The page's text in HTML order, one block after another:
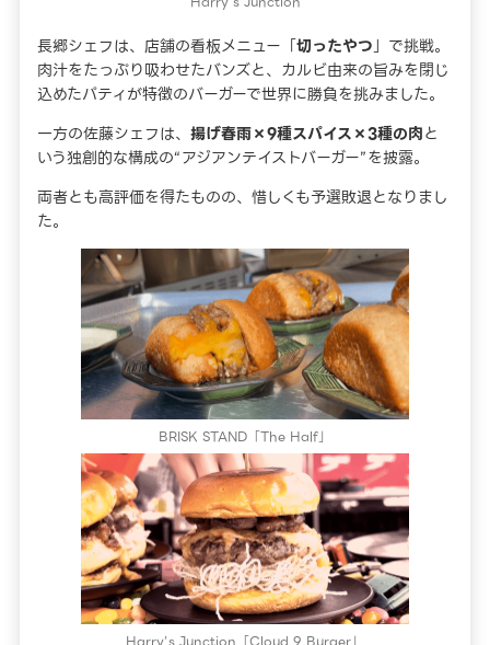
長郷シェフは、店舗の看板メニュー「切ったやつ」で挑戦。
肉汁をたっぷり吸わせたバンズと、カルビ由来の旨みを閉じ
込めたパティが特徴のバーガーで世界に勝負を挑みました。
一方の佐藤シェフは、揚げ春雨×9種スパイス×3種の肉と
いう独創的な構成の“アジアンテイストバーガー”を披露。
両者とも高評価を得たものの、惜しくも予選敗退となりまし
た。
BRISK STAND「The Half」